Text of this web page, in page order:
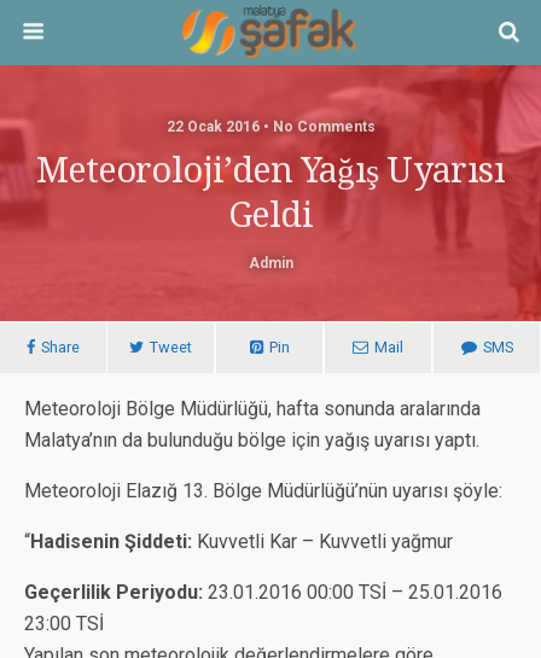
22 Ocak 2016 • No Comments
Meteoroloji’den Yağış Uyarısı
Geldi
Admin
Share Tweet Pin Mail SMS
Meteoroloji Bölge Müdürlüğü, hafta sonunda aralarında
Malatya’nın da bulunduğu bölge için yağış uyarısı yaptı.
Meteoroloji Elazığ 13. Bölge Müdürlüğü’nün uyarısı şöyle:
“Hadisenin Şiddeti: Kuvvetli Kar – Kuvvetli yağmur
Geçerlilik Periyodu: 23.01.2016 00:00 TSİ – 25.01.2016
23:00 TSİ